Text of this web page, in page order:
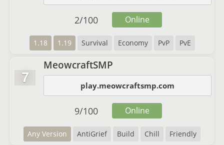
1.18 1.19 Survival Economy PvP PvE
2/100 Online
7
MeowcraftSMP
play.meowcraftsmp.com
Any Version AntiGrief Build Chill Friendly
9/100 Online